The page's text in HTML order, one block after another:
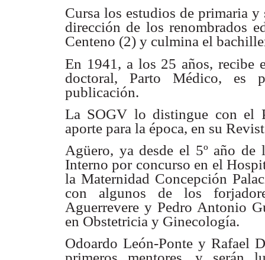
Cursa los estudios de primaria
dirección de los renombrados
Centeno (2) y culmina el
En 1941, a los 25 años, recibe
doctoral, Parto Médico,
publicación.
La SOGV lo distingue con el
aporte para la época, en su
Agüero, ya desde el 5º año de
Interno por concurso en el
la Maternidad Concepción
con algunos de los
Aguerrevere y Pedro Antonio
en Obstetricia y Ginecología.
Odoardo León-Ponte y Rafael